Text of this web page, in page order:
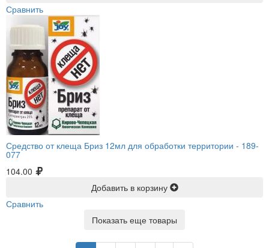
Сравнить
Средство от клеща Бриз 12мл для обработки территории - 189-
077
104.00
Добавить в корзину
Сравнить
Показать еще товары